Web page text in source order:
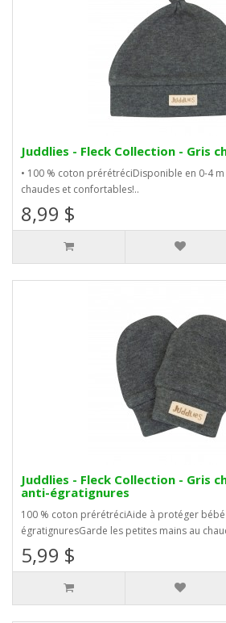
Juddlies - Fleck Collection - Gris
• 100 % coton prérétréciDisponible en 0-4
chaudes et confortables!..
8,99 $
Juddlies - Fleck Collection - Gris
anti-égratignures
100 % coton prérétréciAide à protéger
égratignuresGarde les petites mains au
5,99 $